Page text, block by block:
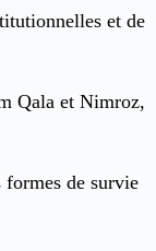
et de
Qala et Nimroz,
de survie